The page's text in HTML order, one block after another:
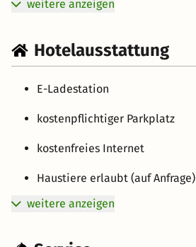
weitere anzeigen
Hotelausstattung
E-Ladestation
kostenpflichtiger Parkplatz
kostenfreies Internet
Haustiere erlaubt (auf Anfrage)
weitere anzeigen